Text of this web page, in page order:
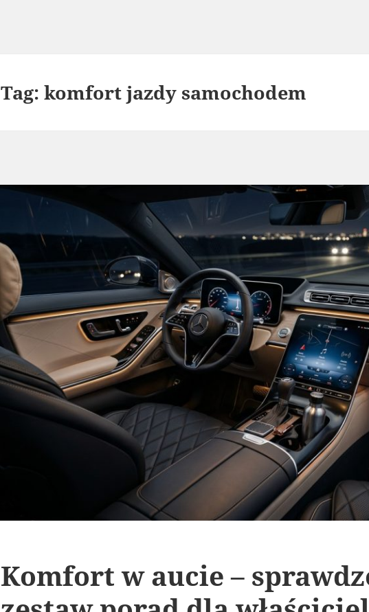
Tag:komfort jazdy samochodem
Komfort w aucie –